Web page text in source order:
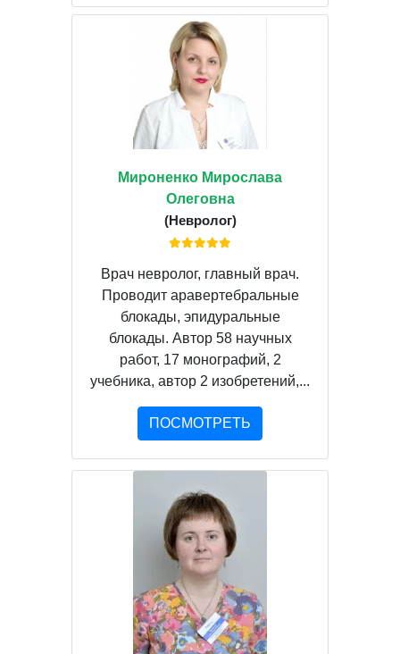
Мироненко Мирослава
Олеговна
(Невролог)
Врач невролог, главный врач.
Проводит аравертебральные
блокады, эпидуральные
блокады. Автор 58 научных
работ, 17 монографий, 2
учебника, автор 2 изобретений,...
ПОСМОТРЕТЬ